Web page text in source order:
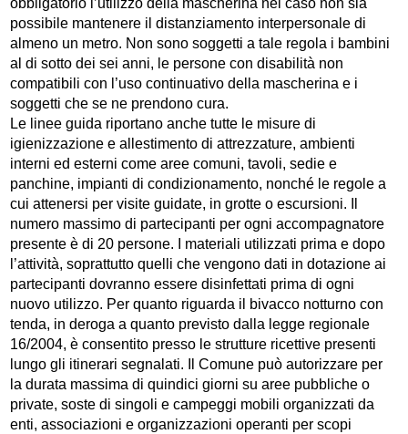
obbligatorio l’utilizzo della mascherina nel caso non sia
possibile mantenere il distanziamento interpersonale di
almeno un metro. Non sono soggetti a tale regola i bambini
al di sotto dei sei anni, le persone con disabilità non
compatibili con l’uso continuativo della mascherina e i
soggetti che se ne prendono cura.
Le linee guida riportano anche tutte le misure di
igienizzazione e allestimento di attrezzature, ambienti
interni ed esterni come aree comuni, tavoli, sedie e
panchine, impianti di condizionamento, nonché le regole a
cui attenersi per visite guidate, in grotte o escursioni. Il
numero massimo di partecipanti per ogni accompagnatore
presente è di 20 persone. I materiali utilizzati prima e dopo
l’attività, soprattutto quelli che vengono dati in dotazione ai
partecipanti dovranno essere disinfettati prima di ogni
nuovo utilizzo. Per quanto riguarda il bivacco notturno con
tenda, in deroga a quanto previsto dalla legge regionale
16/2004, è consentito presso le strutture ricettive presenti
lungo gli itinerari segnalati. Il Comune può autorizzare per
la durata massima di quindici giorni su aree pubbliche o
private, soste di singoli e campeggi mobili organizzati da
enti, associazioni e organizzazioni operanti per scopi